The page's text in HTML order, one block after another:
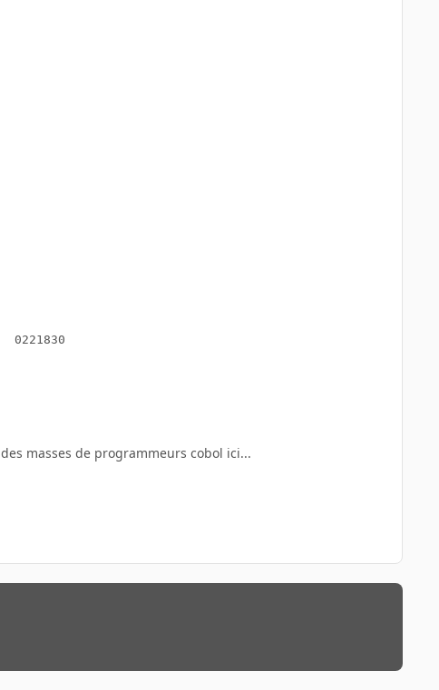
0221830
masses de programmeurs cobol ici...